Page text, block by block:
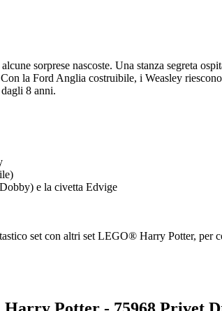
sorprese nascoste. Una stanza segreta
la Ford Anglia costruibile, i Weasley
8 anni.
e la civetta Edvige
set con altri set LEGO® Harry Potter, per